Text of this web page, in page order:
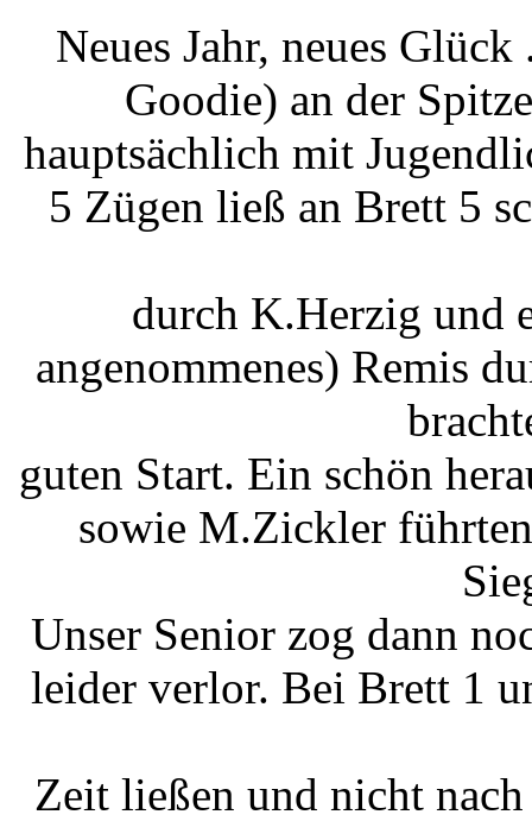
Neues Jahr, neues
Goodie) an der
hauptsächlich mit
5 Zügen ließ an Brett 5
durch K.Herzig und
angenommenes) Remis
guten Start. Ein schön
sowie M.Zickler
Unser Senior zog dann
leider verlor. Bei Brett 1
Zeit ließen und nicht